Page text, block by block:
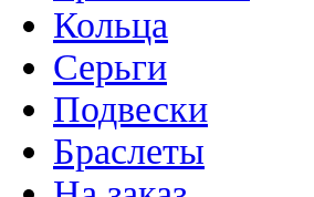
Кольца
Серьги
Подвески
Браслеты